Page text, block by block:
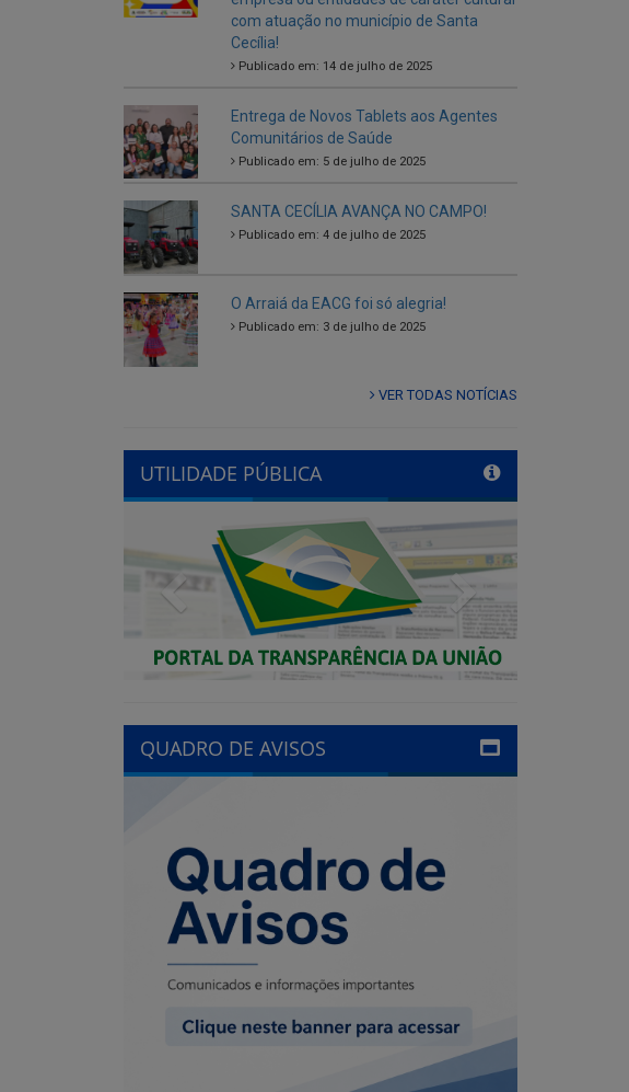
Entrega de Novos Tablets aos Agentes
Comunitários de Saúde
Publicado em: 5 de julho de 2025
SANTA CECÍLIA AVANÇA NO CAMPO!
O Arraiá da EACG foi só alegria!
Publicado em: 3 de julho de 2025
VER TODAS NOTÍCIAS
Previous Next
QUADRO DE AVISOS